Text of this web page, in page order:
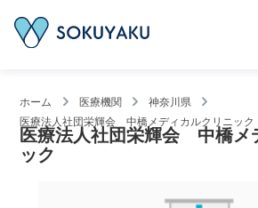
ホーム 医療機関
神奈川県
医療法人社団栄輝会 中橋メディカルクリニック
医療法人社団栄輝会 中橋メ
ック